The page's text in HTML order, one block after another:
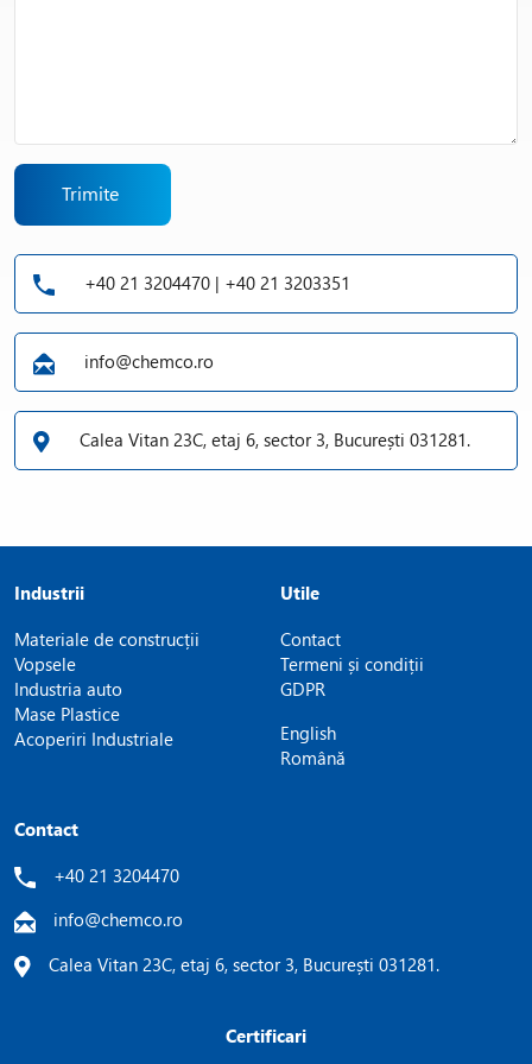
versatilitatea lor. Aceștia pot fi utilizați atât în faza apoasă, cât
și în cea uleioasă a emulsiei, ajustând perfect consistența și
stabilitatea în funcție de cerințele fiecărei aplicații. În plus,
compatibilitatea excelentă cu diverse materii prime permite
cu cele mai stricte reglementări din domeniu.
FAQ – Întrebări frecvente
Pentru ce aplicații sunt recomandați polisorbații super
rafinați?
Emulsii farmaceutice, creme, loțiuni, siropuri, suspensii,
Ce avantaj oferă varianta Super Refined?
Nivel minim de impurități, stabilitate crescută,
crearea de sisteme de emulsionare adaptate pentru orice tip
de ulei sau ceară.
Concluzie
Cu polisorbat super rafinat și esteri de sorbitan etoxilați de la
Chemco, ai certitudinea unor emulsii stabile, produse sigure și
performanță constantă în orice aplicație profesională.
Trimite
+40 21 3204470 | +40 21 3203351
info@chemco.ro
Calea Vitan 23C, etaj 6, sector 3, București 031281.
Industrii
Materiale de construcții
Vopsele
Industria auto
Mase Plastice
Acoperiri Industriale
Utile
Contact
Termeni și condiții
GDPR
English
Română
Contact
+40 21 3204470
info@chemco.ro
Calea Vitan 23C, etaj 6, sector 3, București 031281.
Certificari